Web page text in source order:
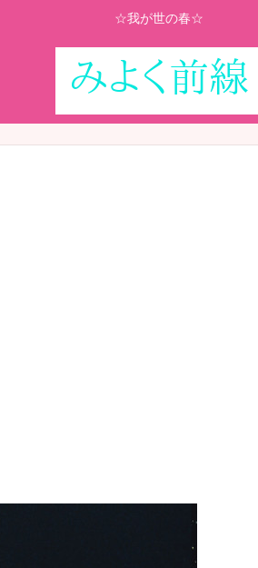
☆我が世の春☆